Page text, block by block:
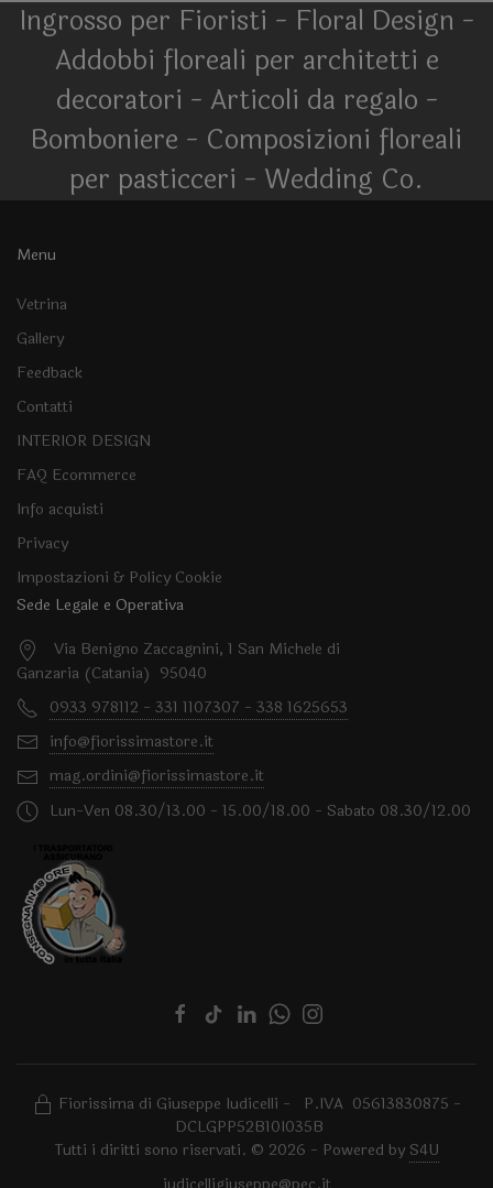
Ingrosso per Fioristi - Floral Design -
Addobbi floreali per architetti e
decoratori - Articoli da regalo -
Bomboniere - Composizioni floreali
per pasticceri - Wedding Co.
Menu
Vetrina
Gallery
Feedback
Contatti
INTERIOR DESIGN
FAQ Ecommerce
Info acquisti
Privacy
Impostazioni & Policy Cookie
Sede Legale e Operativa
Via Benigno Zaccagnini, 1 San Michele di
Ganzaria (Catania) 95040
0933 978112 - 331 1107307 - 338 1625653
info@fiorissimastore.it
mag.ordini@fiorissimastore.it
Lun-Ven 08.30/13.00 - 15.00/18.00 - Sabato 08.30/12.00
Fiorissima di Giuseppe Iudicelli - P.IVA 05613830875 -
DCLGPP52B10I035B
Tutti i diritti sono riservati. © 2026 - Powered by S4U